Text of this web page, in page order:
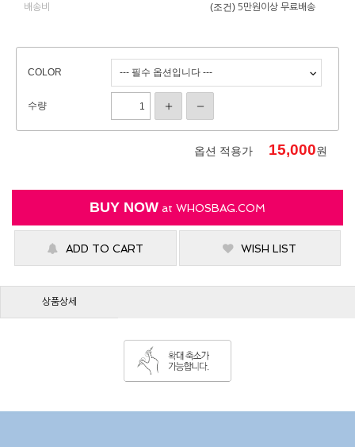
배송비 (조건) 5만원이상 무료배송
COLOR
수량
옵션 적용가 15,000원
BUY NOW at WHOSBAG.COM
ADD TO CART WISH LIST
상품상세